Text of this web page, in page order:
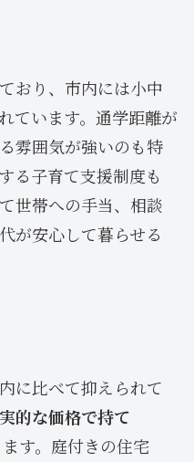
おり、市内には小中
ています。通学距離が
雰囲気が強いのも特
る子育て支援制度も
世帯への手当、相談
が安心して暮らせる
に比べて抑えられて
的な価格で持て
す。庭付きの住宅